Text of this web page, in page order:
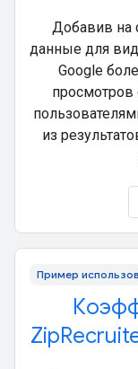
Добавив на
данные для
Google
из
Пример